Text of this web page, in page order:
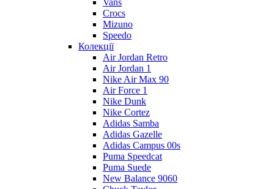
Crocs
Mizuno
Speedo
Колекції
Air Jordan Retro
Air Jordan 1
Nike Air Max 90
Air Force 1
Nike Dunk
Nike Cortez
Adidas Samba
Adidas Gazelle
Adidas Campus 00s
Puma Speedcat
Puma Suede
New Balance 9060